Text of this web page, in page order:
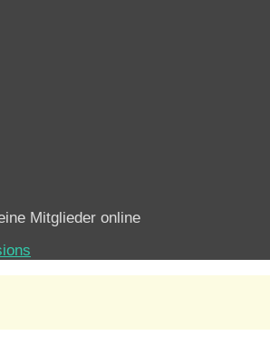
Mitglieder online